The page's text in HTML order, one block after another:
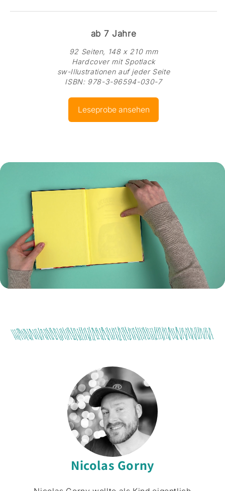
ab 7 Jahre
92 Seiten, 148 x 210 mm
Hardcover mit Spotlack
sw-Illustrationen auf jeder Seite
ISBN: 978-3-96594-030-7
Leseprobe ansehen
Nicolas Gorny